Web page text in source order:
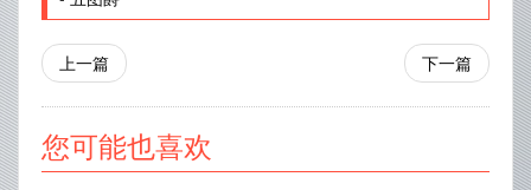
上一篇 下一篇
您可能也喜欢